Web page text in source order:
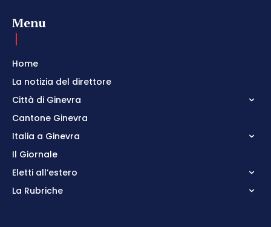
Menu
Home
La notizia del direttore
Città di Ginevra
Cantone Ginevra
Italia a Ginevra
Il Giornale
Eletti all’estero
La Rubriche